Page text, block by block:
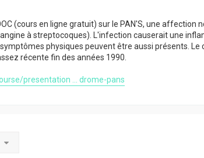
(cours en ligne gratuit) sur le PAN'S, une
à streptocoques). L'infection causerait une
physiques peuvent être aussi présents.
récente fin des années 1990.
presentation ... drome-pans